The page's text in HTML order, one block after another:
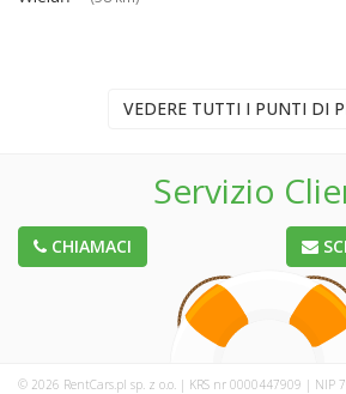
VEDERE TUTTI I PUNTI DI
Servizio
CHIAMACI
© 2026 RentCars.pl sp. z o.o. | KRS nr 0000447909 | NIP